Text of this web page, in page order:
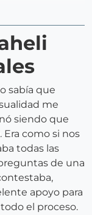
sabía que
me
siendo que
Era como si nos
todas las
de una
apoyo para
el proceso.